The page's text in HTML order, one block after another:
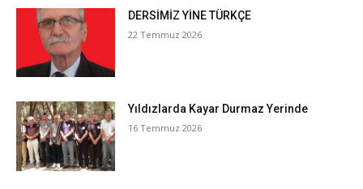
DERSİMİZ YİNE TÜRKÇE
22 Temmuz 2026
Yıldızlarda Kayar Durmaz Yerinde
16 Temmuz 2026